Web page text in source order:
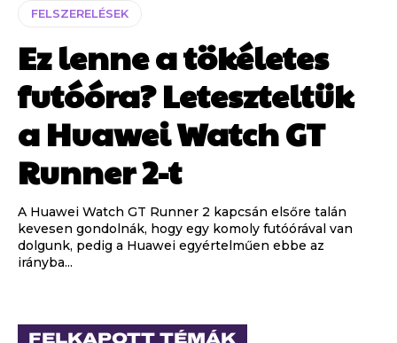
FELSZERELÉSEK
Ez lenne a tökéletes
futóóra? Leteszteltük
a Huawei Watch GT
Runner 2-t
A Huawei Watch GT Runner 2 kapcsán elsőre talán
kevesen gondolnák, hogy egy komoly futóórával van
dolgunk, pedig a Huawei egyértelműen ebbe az
irányba...